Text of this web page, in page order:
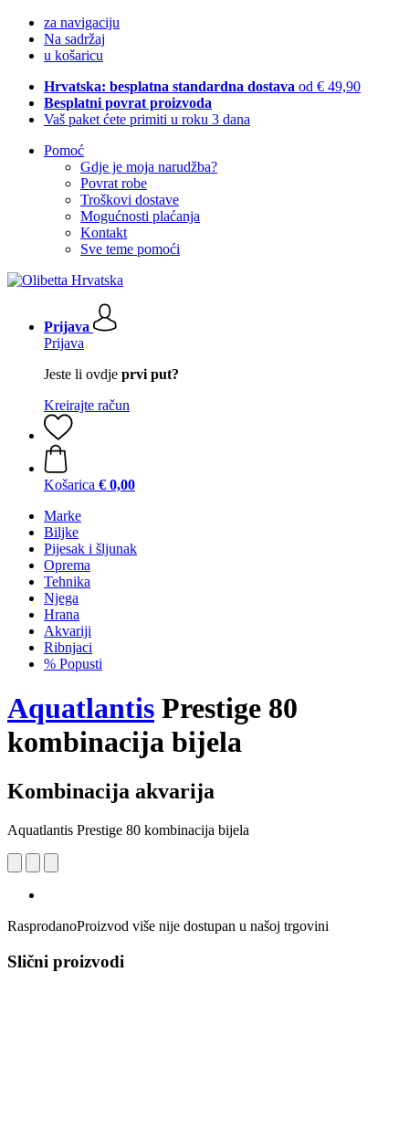
za navigaciju
Na sadržaj
u košaricu
Hrvatska: besplatna standardna dostava od € 49,90
Besplatni povrat proizvoda
Vaš paket ćete primiti u roku 3 dana
Pomoć
Gdje je moja narudžba?
Povrat robe
Troškovi dostave
Mogućnosti plaćanja
Kontakt
Sve teme pomoći
Prijava
Prijava
Jeste li ovdje prvi put?
Kreirajte račun
Košarica € 0,00
Marke
Biljke
Pijesak i šljunak
Oprema
Tehnika
Njega
Hrana
Akvariji
Ribnjaci
% Popusti
Aquatlantis Prestige 80
kombinacija bijela
Kombinacija akvarija
Aquatlantis Prestige 80 kombinacija bijela
RasprodanoProizvod više nije dostupan u našoj trgovini
Slični proizvodi